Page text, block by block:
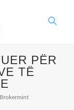
Search
Button
PËR
TË
Brokermint